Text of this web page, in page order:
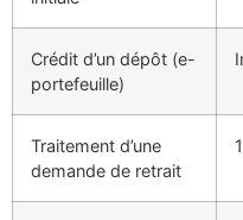
Crédit d’un dépôt (e-
portefeuille)
Traitement d’une
demande de retrait